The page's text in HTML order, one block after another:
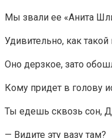
Мы звали ее «Анита
Удивительно, как
Оно дерзкое, зато
Кому придет в голову
Ты едешь сквозь сон,
— Видите эту вазу там?